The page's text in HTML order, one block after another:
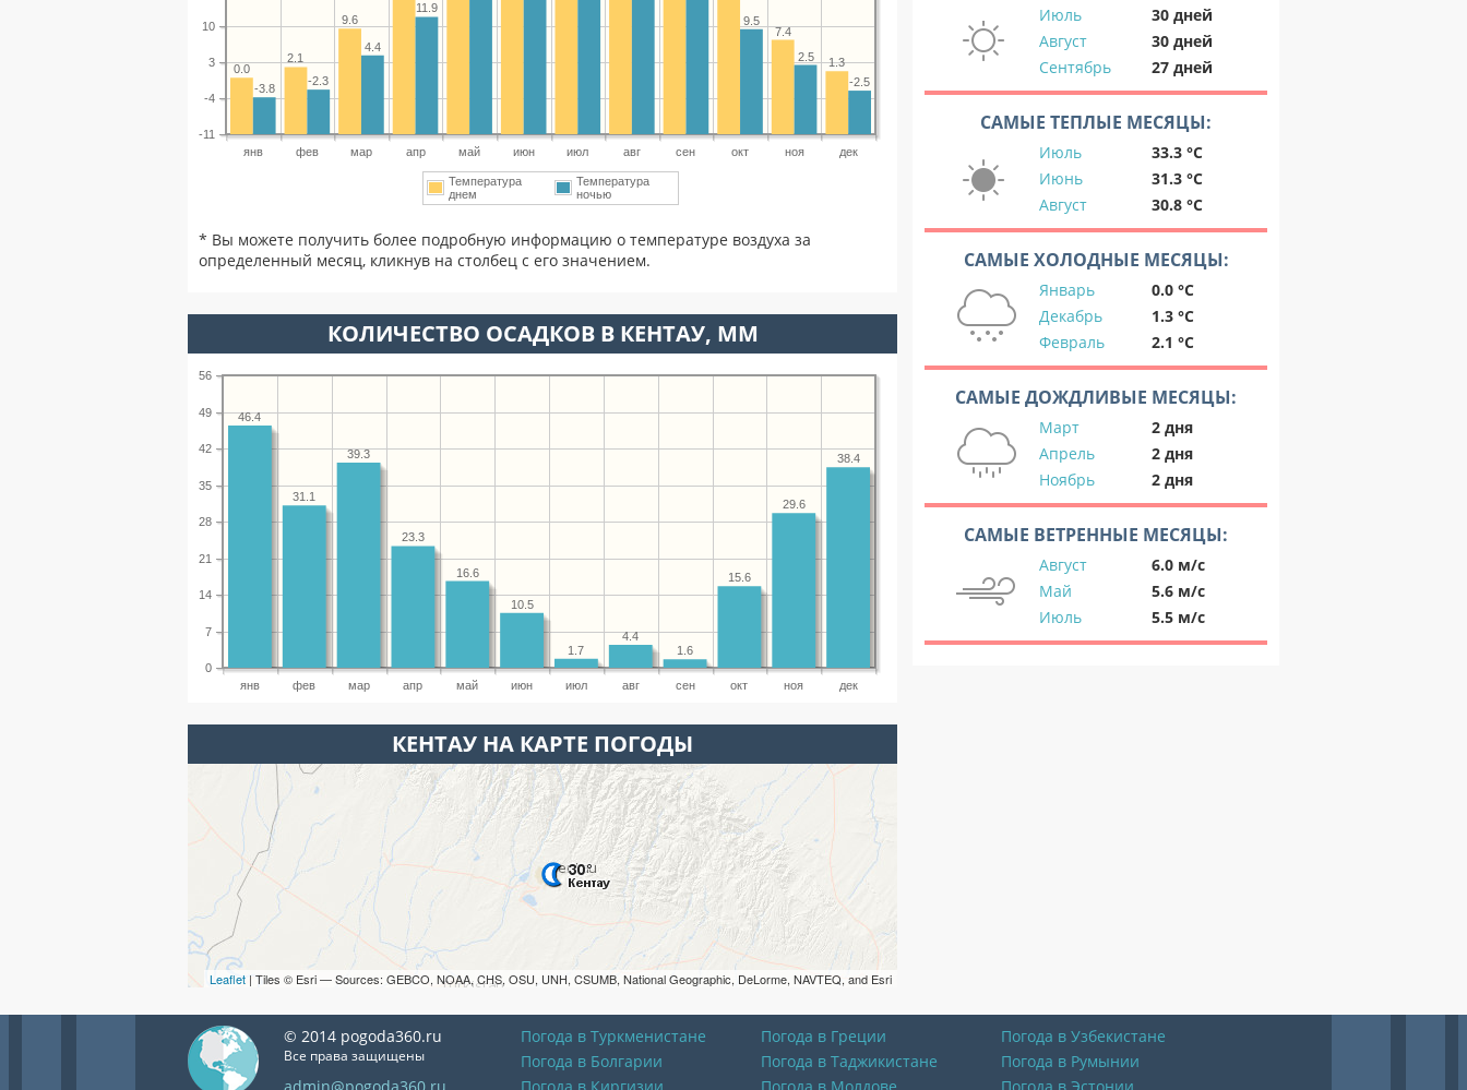
янв фев мар апр май июн июл авг сен окт ноя дек
-11
-4
3
10
1.3
7.4
9.6
2.1
0.0
-2.5
2.5
9.5
11.9
4.4
-2.3
-3.8
Температура
днем
Температура
ночью
* Вы можете получить более подробную информацию о температуре воздуха за
определенный месяц, кликнув на столбец с его значением.
КОЛИЧЕСТВО ОСАДКОВ В КЕНТАУ, ММ
янв фев мар апр май июн июл авг сен окт ноя дек
0
7
14
21
28
35
42
49
56
38.4
29.6
15.6
1.6
4.4
1.7
10.5
16.6
23.3
39.3
31.1
46.4
КЕНТАУ НА КАРТЕ ПОГОДЫ
Leaflet | Tiles © Esri — Sources: GEBCO, NOAA, CHS, OSU, UNH, CSUMB, National Geographic, DeLorme, NAVTEQ, and Esri
Июль
30 дней
Август
30 дней
Сентябрь
27 дней
САМЫЕ ТЕПЛЫЕ МЕСЯЦЫ:
Июль
33.3 °C
Июнь
31.3 °C
Август
30.8 °C
САМЫЕ ХОЛОДНЫЕ МЕСЯЦЫ:
Январь
0.0 °C
Декабрь
1.3 °C
Февраль
2.1 °C
САМЫЕ ДОЖДЛИВЫЕ МЕСЯЦЫ:
Март
2 дня
Апрель
2 дня
Ноябрь
2 дня
САМЫЕ ВЕТРЕННЫЕ МЕСЯЦЫ:
Август
6.0 м/с
Май
5.6 м/с
Июль
5.5 м/с
© 2014 pogoda360.ru
Все права защищены
Погода в Туркменистане Погода в Греции
Погода в Узбекистане
Погода в Болгарии
Погода в Таджикистане
Погода в Румынии